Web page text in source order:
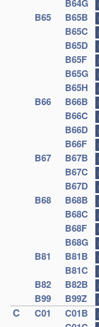
B64G
B65 B65B
B65C
B65D
B65F
B65G
B65H
B66 B66B
B66C
B66D
B66F
B67 B67B
B67C
B67D
B68 B68B
B68C
B68F
B68G
B81 B81B
B81C
B82 B82B
B99 B99Z
C C01 C01B